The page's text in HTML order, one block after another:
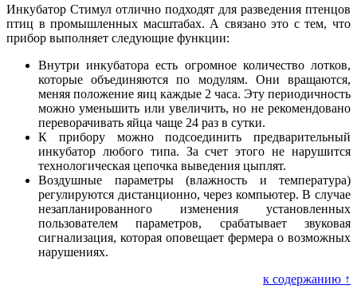
Инкубатор Стимул отлично подходят для разведения птенцов
птиц в промышленных масштабах. А связано это с тем, что
прибор выполняет следующие функции:
Внутри инкубатора есть огромное количество лотков,
которые объединяются по модулям. Они вращаются,
меняя положение яиц каждые 2 часа. Эту периодичность
можно уменьшить или увеличить, но не рекомендовано
переворачивать яйца чаще 24 раз в сутки.
К прибору можно подсоединить предварительный
инкубатор любого типа. За счет этого не нарушится
технологическая цепочка выведения цыплят.
Воздушные параметры (влажность и температура)
регулируются дистанционно, через компьютер. В случае
незапланированного изменения установленных
пользователем параметров, срабатывает звуковая
сигнализация, которая оповещает фермера о возможных
нарушениях.
к содержанию ↑